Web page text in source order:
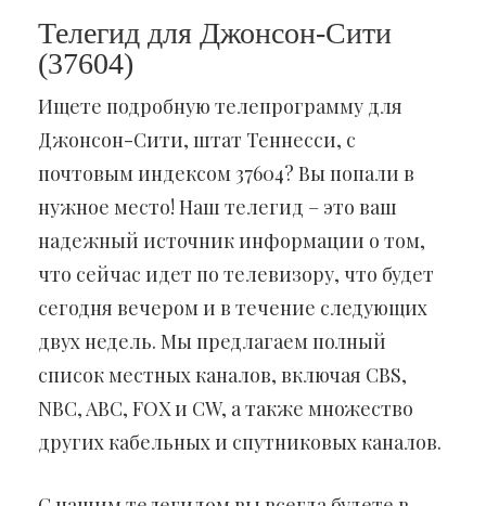
Телегид для Джонсон-Сити
(37604)
Ищете подробную телепрограмму для
Джонсон-Сити, штат Теннесси, с
почтовым индексом 37604? Вы попали в
нужное место! Наш телегид – это ваш
надежный источник информации о том,
что сейчас идет по телевизору, что будет
сегодня вечером и в течение следующих
двух недель. Мы предлагаем полный
список местных каналов, включая CBS,
NBC, ABC, FOX и CW, а также множество
других кабельных и спутниковых каналов.